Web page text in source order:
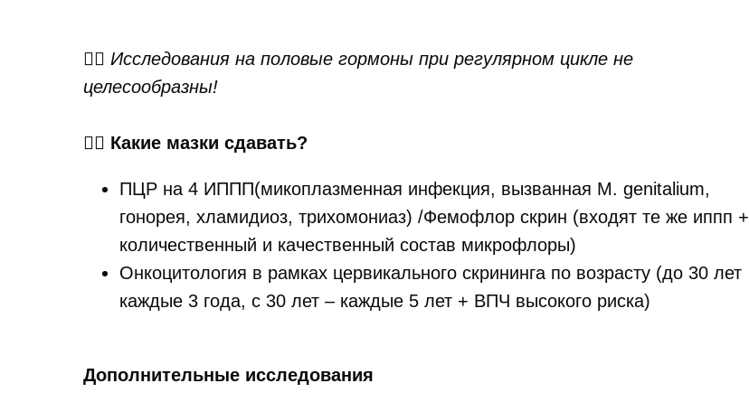
👉🏻 Исследования на половые гормоны при регулярном цикле не
целесообразны!
👉🏻 Какие мазки сдавать?
ПЦР на 4 ИППП(микоплазменная инфекция, вызванная M. genitalium,
гонорея, хламидиоз, трихомониаз) /Фемофлор скрин (входят те же иппп +
количественный и качественный состав микрофлоры)
Онкоцитология в рамках цервикального скрининга по возрасту (до 30 лет
каждые 3 года, с 30 лет – каждые 5 лет + ВПЧ высокого риска)
Дополнительные исследования